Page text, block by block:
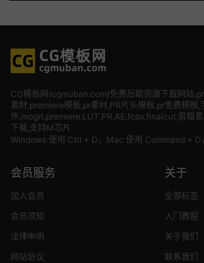
CG模板网(cgmuban.com)免费后期资源下载网站
素材 ,premiere模板,pr素材,PR片头模板,pr免费模板,
件,mogrt,premiere,LUT,PR,AE,fcpx,finalcut,剪辑
下载,支持M芯片
Windows 使用 Ctrl + D，Mac 使用 Command + D
会员服务
加入会员
会员须知
法律申明
网站协议
关于
全部标签
入门教程
关于我们
联系我们